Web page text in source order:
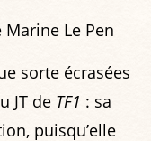
Le Pen
sorte écrasées
JT de TF1 : sa
puisqu’elle